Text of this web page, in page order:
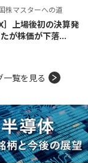
株マスターへの道
］上場後初の決算発
が株価が下落...
一覧を見る